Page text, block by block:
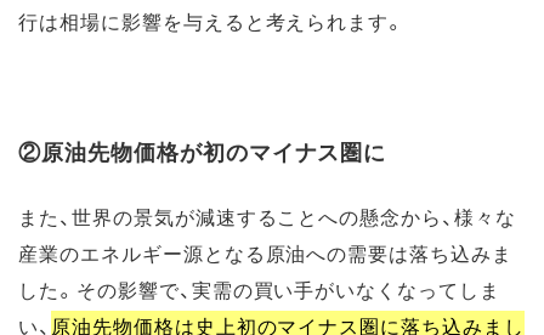
行は相場に影響を与えると考えられます。
②原油先物価格が初のマイナス圏に
また、世界の景気が減速することへの懸念から、様々な
産業のエネルギー源となる原油への需要は落ち込みま
した。その影響で、実需の買い手がいなくなってしま
い、 原油先物価格は史上初のマイナス圏に落ち込みまし